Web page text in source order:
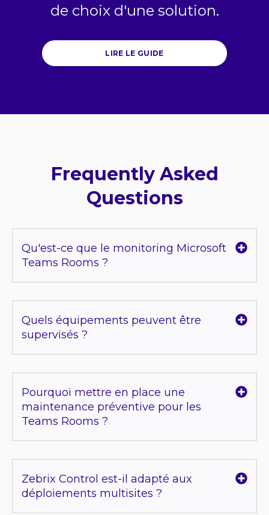
de choix d'une solution.
LIRE LE GUIDE
Frequently Asked
Questions
Qu'est-ce que le monitoring Microsoft
Teams Rooms ?
Quels équipements peuvent être
supervisés ?
Pourquoi mettre en place une
maintenance préventive pour les
Teams Rooms ?
Zebrix Control est-il adapté aux
déploiements multisites ?